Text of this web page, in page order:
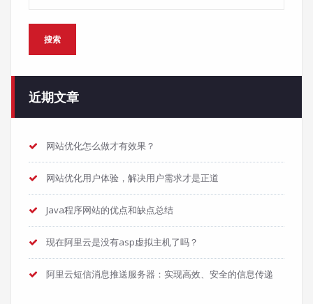
搜索
近期文章
网站优化怎么做才有效果？
网站优化用户体验，解决用户需求才是正道
Java程序网站的优点和缺点总结
现在阿里云是没有asp虚拟主机了吗？
阿里云短信消息推送服务器：实现高效、安全的信息传递